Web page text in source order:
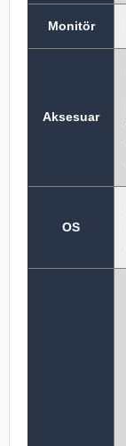
Monitör
Aksesuar
OS